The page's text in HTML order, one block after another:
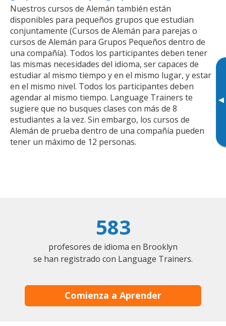
▸
Nuestros cursos de Alemán también están
disponibles para pequeños grupos que estudian
conjuntamente (Cursos de Alemán para parejas o
cursos de Alemán para Grupos Pequeños dentro de
una compañía). Todos los participantes deben tener
las mismas necesidades del idioma, ser capaces de
estudiar al mismo tiempo y en el mismo lugar, y estar
en el mismo nivel. Todos los participantes deben
agendar al mismo tiempo. Language Trainers te
sugiere que no busques clases con más de 8
estudiantes a la vez. Sin embargo, los cursos de
Alemán de prueba dentro de una compañía pueden
tener un máximo de 12 personas.
583
profesores de idioma en Brooklyn
se han registrado con Language Trainers.
Comienza a Aprender